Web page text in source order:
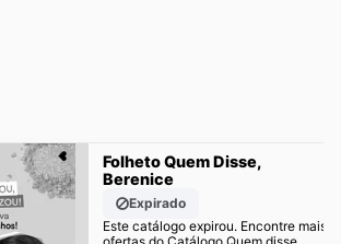
Folheto Quem Disse,
Berenice
Expirado
Este catálogo expirou. Encontre mais